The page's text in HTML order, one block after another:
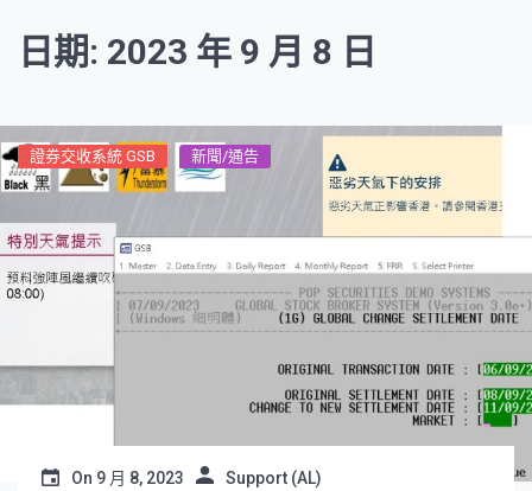
日期: 2023 年 9 月 8 日
證券交收系統 GSB 新聞/通告
On 9 月 8, 2023 Support (AL)